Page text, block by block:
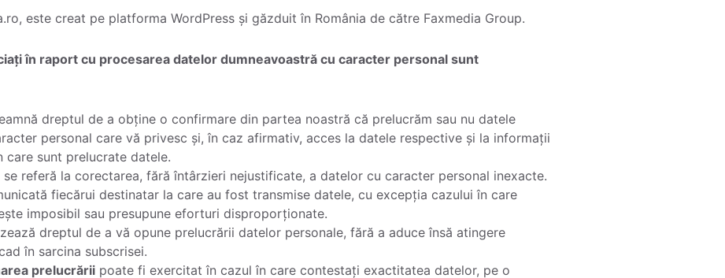
este creat pe platforma WordPress și găzduit în România de către Faxmedia Group.
în raport cu procesarea datelor dumneavoastră cu caracter personal sunt
dreptul de a obține o confirmare din partea noastră că prelucrăm sau nu datele
personal care vă privesc și, în caz afirmativ, acces la datele respective și la informații
care sunt prelucrate datele.
se referă la corectarea, fără întârzieri nejustificate, a datelor cu caracter personal inexacte.
fiecărui destinatar la care au fost transmise datele, cu excepția cazului în care
imposibil sau presupune eforturi disproporționate.
dreptul de a vă opune prelucrării datelor personale, fără a aduce însă atingere
în sarcina subscrisei.
prelucrării poate fi exercitat în cazul în care contestați exactitatea datelor, pe o